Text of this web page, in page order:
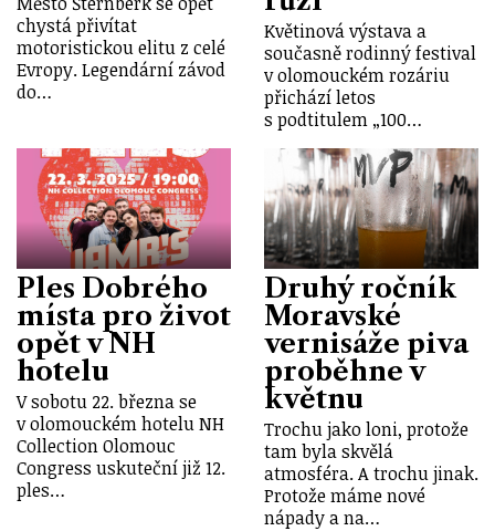
chystá přivítat
motoristickou elitu z celé
Evropy. Legendární závod
do…
Květinová výstava a
současně rodinný festival
v olomouckém rozáriu
přichází letos
s podtitulem „100…
Ples Dobrého
místa pro život
opět v NH
hotelu
V sobotu 22. března se
v olomouckém hotelu NH
Collection Olomouc
Congress uskuteční již 12.
ples…
Druhý ročník
Moravské
vernisáže piva
proběhne v
květnu
Trochu jako loni, protože
tam byla skvělá
atmosféra. A trochu jinak.
Protože máme nové
nápady a na…